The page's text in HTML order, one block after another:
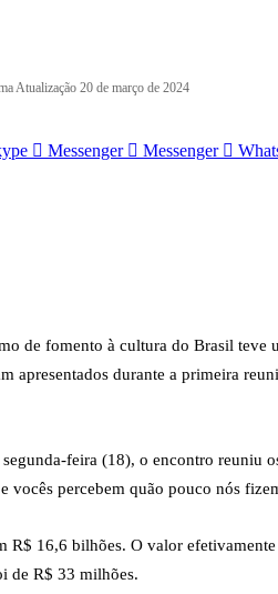
Atualização 20 de março de 2024
Messenger Messenger
de fomento à cultura do Brasil
apresentados durante a primeira
feira (18), o encontro reuniu
vocês percebem quão pouco nós
16,6 bilhões. O valor
de R$ 33 milhões.